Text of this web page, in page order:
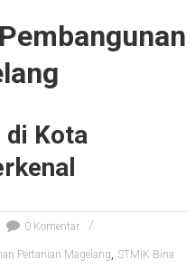
di Kota
0 Komentar
Pertanian Magelang, STMIK Bina